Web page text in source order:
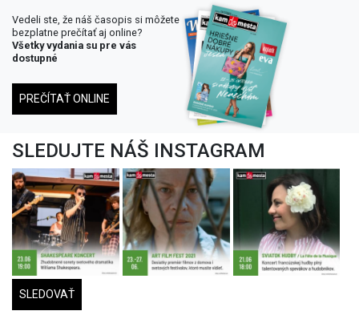
Vedeli ste, že náš časopis si môžete
bezplatne prečítať aj online?
Všetky vydania su pre vás
dostupné
PREČÍTAŤ ONLINE
SLEDUJTE NÁŠ INSTAGRAM
SLEDOVAŤ